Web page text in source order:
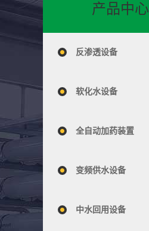
产品中心
反渗透设备
软化水设备
全自动加药装置
变频供水设备
中水回用设备